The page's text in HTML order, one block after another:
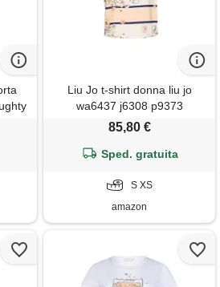
Liu Jo t-shirt donna liu jo
wa6437 j6308 p9373
85,80 €
Sped. gratuita
S XS
amazon